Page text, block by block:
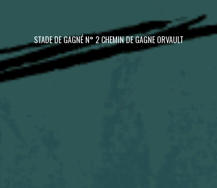
STADE DE GAGNÉ N° 2 CHEMIN DE GAGNE ORVAULT